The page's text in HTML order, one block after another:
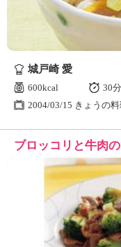
城戸崎 愛
600kcal
30分
2004/03/15 きょうの
ブロッコリと牛肉